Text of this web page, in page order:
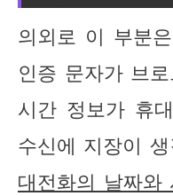
의외로 이 부분
인증 문자가 브
시간 정보가 휴
수신에 지장이
대전화의 날짜와